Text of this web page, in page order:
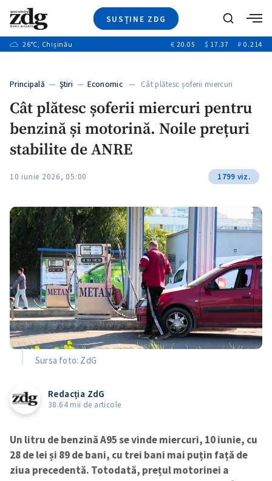
SUSȚINE ZDG
Ştiri
+9
Special
+1
Blog
Caută
26°C, Chișinău € 20.05 $ 17.37 ₽ 0.214
Principală — Ştiri — Economic— Cât plătesc șoferii miercuri
Cât plătesc șoferii miercuri pentru
benzină și motorină. Noile prețuri
stabilite de ANRE
10 iunie 2026, 05:00 1799 viz.
Sursa foto: ZdG
Redacția ZdG
38.64 mii de articole
Un litru de benzină A95 se vinde miercuri, 10 iunie, cu
28 de lei și 89 de bani, cu trei bani mai puțin față de
ziua precedentă. Totodată, prețul motorinei a